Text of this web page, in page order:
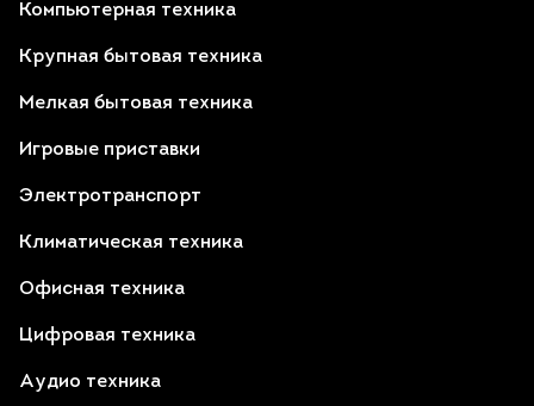
Компьютерная техника
Крупная бытовая техника
Мелкая бытовая техника
Игровые приставки
Электротранспорт
Климатическая техника
Офисная техника
Цифровая техника
Аудио техника